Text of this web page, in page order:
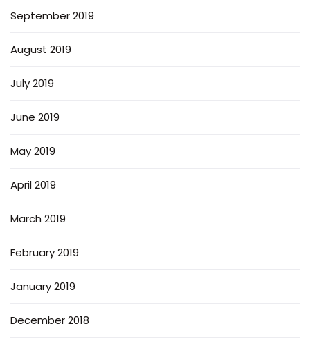
September 2019
August 2019
July 2019
June 2019
May 2019
April 2019
March 2019
February 2019
January 2019
December 2018